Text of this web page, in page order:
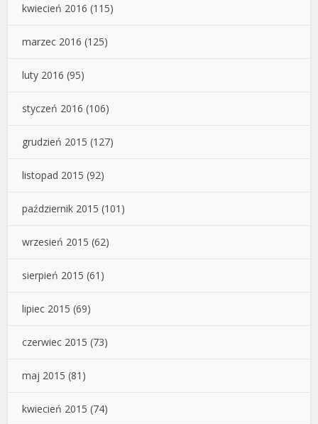
kwiecień 2016 (115)
marzec 2016 (125)
luty 2016 (95)
styczeń 2016 (106)
grudzień 2015 (127)
listopad 2015 (92)
październik 2015 (101)
wrzesień 2015 (62)
sierpień 2015 (61)
lipiec 2015 (69)
czerwiec 2015 (73)
maj 2015 (81)
kwiecień 2015 (74)